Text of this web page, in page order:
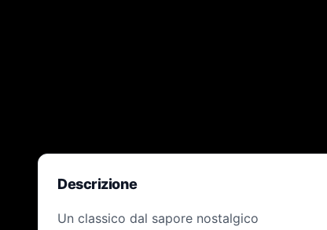
Descrizione
Un classico dal sapore nostalgico